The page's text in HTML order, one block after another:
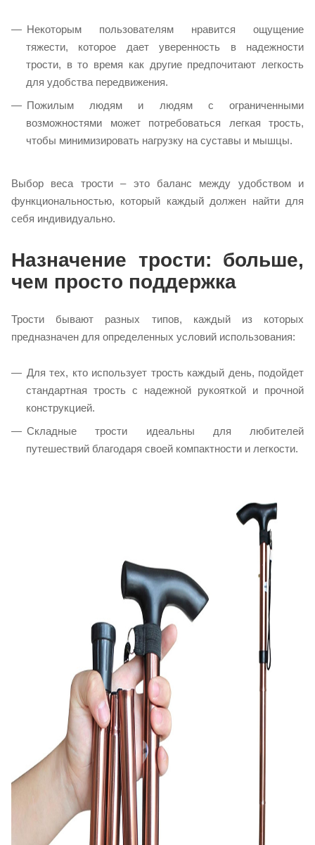
Некоторым пользователям нравится ощущение
тяжести, которое дает уверенность в надежности
трости, в то время как другие предпочитают легкость
для удобства передвижения.
Пожилым людям и людям с ограниченными
возможностями может потребоваться легкая трость,
чтобы минимизировать нагрузку на суставы и мышцы.
Выбор веса трости – это баланс между удобством и
функциональностью, который каждый должен найти для
себя индивидуально.
Назначение трости: больше,
чем просто поддержка
Трости бывают разных типов, каждый из которых
предназначен для определенных условий использования:
Для тех, кто использует трость каждый день, подойдет
стандартная трость с надежной рукояткой и прочной
конструкцией.
Складные трости идеальны для любителей
путешествий благодаря своей компактности и легкости.